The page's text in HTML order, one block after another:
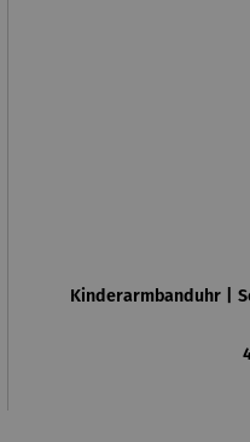
Kinderarmbanduhr |